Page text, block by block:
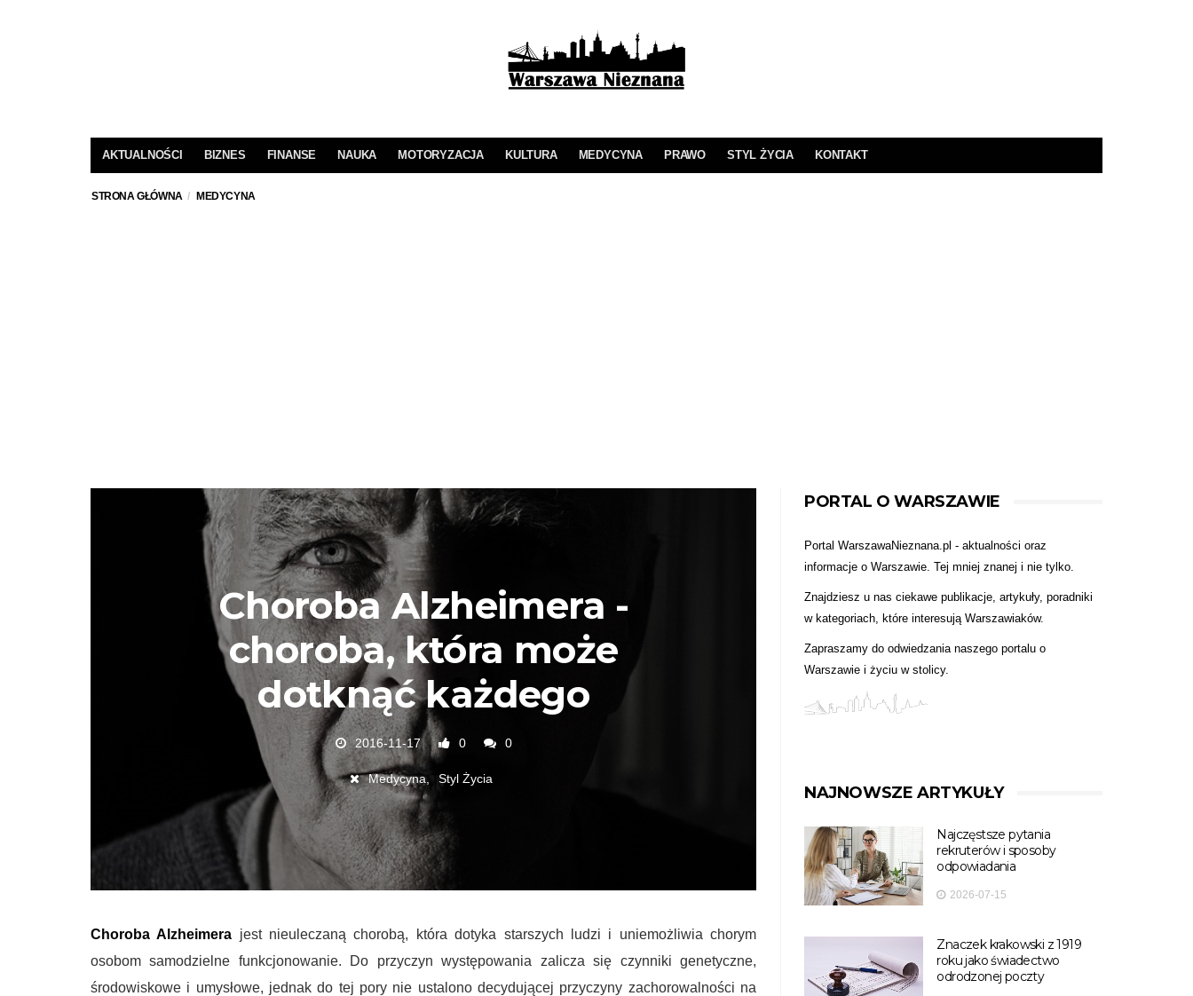
AKTUALNOŚCI BIZNES FINANSE NAUKA MOTORYZACJA KULTURA MEDYCYNA PRAWO STYL ŻYCIA KONTAKT
STRONA GŁÓWNA MEDYCYNA
Choroba Alzheimera -
choroba, która może
dotknąć każdego
2016-11-17 0 0
Medycyna Styl Życia
Choroba Alzheimera jest nieuleczaną chorobą, która dotyka starszych ludzi i uniemożliwia chorym
osobom samodzielne funkcjonowanie. Do przyczyn występowania zalicza się czynniki genetyczne,
środowiskowe i umysłowe, jednak do tej pory nie ustalono decydującej przyczyny zachorowalności na
PORTAL O WARSZAWIE
Portal WarszawaNieznana.pl - aktualności oraz
informacje o Warszawie. Tej mniej znanej i nie tylko.
Znajdziesz u nas ciekawe publikacje, artykuły, poradniki
w kategoriach, które interesują Warszawiaków.
Zapraszamy do odwiedzania naszego portalu o
Warszawie i życiu w stolicy.
NAJNOWSZE ARTYKUŁY
Najczęstsze pytania
rekruterów i sposoby
odpowiadania
2026-07-15
Znaczek krakowski z 1919
roku jako świadectwo
odrodzonej poczty